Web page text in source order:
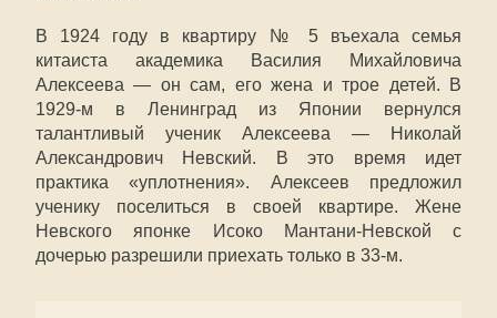
В 1924 году в квартиру № 5 въехала семья
китаиста академика Василия Михайловича
Алексеева — он сам, его жена и трое детей. В
1929-м в Ленинград из Японии вернулся
талантливый ученик Алексеева — Николай
Александрович Невский. В это время идет
практика «уплотнения». Алексеев предложил
ученику поселиться в своей квартире. Жене
Невского японке Исоко Мантани-Невской с
дочерью разрешили приехать только в 33-м.